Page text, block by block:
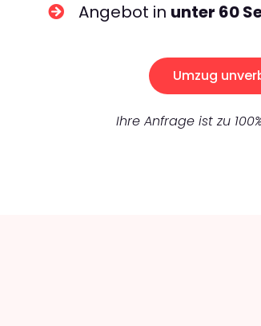
Angebot in unter 60
Umzug
Ihre Anfrage ist zu